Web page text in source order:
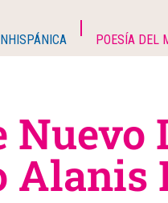
POESÍA DEL
Nuevo
Alanis